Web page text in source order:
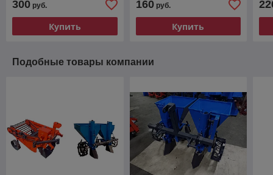
300 руб.
Купить
160руб.
Купить
Подобные товары компании